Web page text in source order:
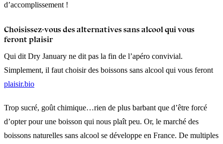
d’accomplissement !
Choisissez-vous des alternatives sans alcool qui vous
feront plaisir
Qui dit Dry January ne dit pas la fin de l’apéro convivial.
Simplement, il faut choisir des boissons sans alcool qui vous feront
plaisir.bio
Trop sucré, goût chimique…rien de plus barbant que d’être forcé
d’opter pour une boisson qui nous plaît peu. Or, le marché des
boissons naturelles sans alcool se développe en France. De multiples